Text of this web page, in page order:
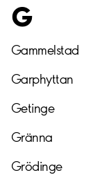
G
Gammelstad
Garphyttan
Getinge
Gränna
Grödinge